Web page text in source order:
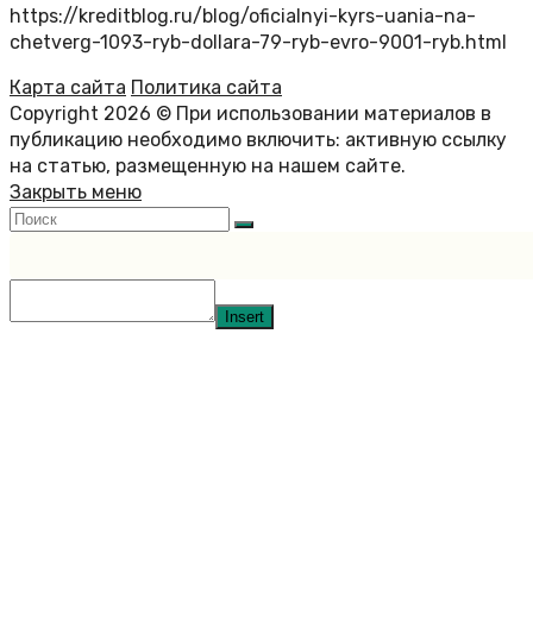
https://kreditblog.ru/blog/oficialnyi-kyrs-uania-na-
chetverg-1093-ryb-dollara-79-ryb-evro-9001-ryb.html
Карта сайта Политика сайта
Copyright 2026 © При использовании материалов в
публикацию необходимо включить: активную ссылку
на статью, размещенную на нашем сайте.
Закрыть меню
Insert